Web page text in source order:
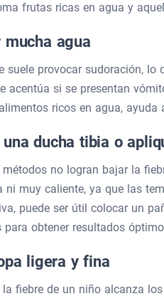
frutas ricas en agua y
mucha agua
suele provocar sudoración, lo
acentúa si se presentan
ricos en agua,
una ducha tibia o
no logran bajar la
ni muy caliente, ya que las
puede ser útil colocar un
para obtener resultados
ligera y fina
la fiebre de un niño alcanza